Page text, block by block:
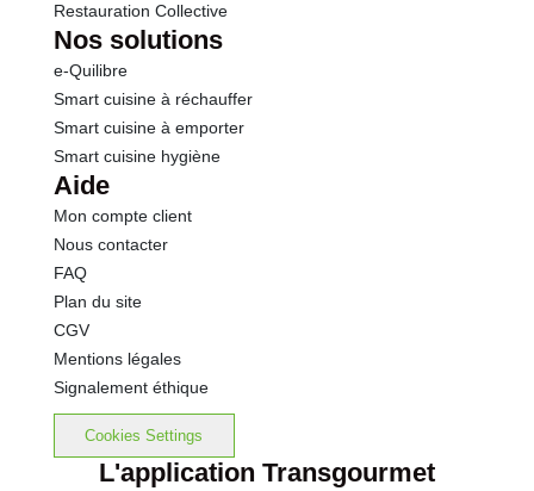
Restauration Collective
Nos solutions
e-Quilibre
Smart cuisine à réchauffer
Smart cuisine à emporter
Smart cuisine hygiène
Aide
Mon compte client
Nous contacter
FAQ
Plan du site
CGV
Mentions légales
Signalement éthique
Cookies Settings
L'application Transgourmet